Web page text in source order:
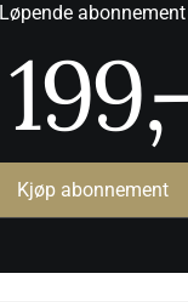
Løpende abonnement
199,-
Kjøp abonnement